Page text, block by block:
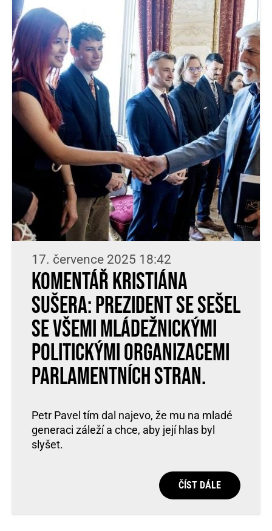
17. července 2025 18:42
Komentář Kristiána
Sušera: Prezident se sešel
se všemi mládežnickými
politickými organizacemi
parlamentních stran.
Petr Pavel tím dal najevo, že mu na mladé
generaci záleží a chce, aby její hlas byl
slyšet.
ČÍST DÁLE